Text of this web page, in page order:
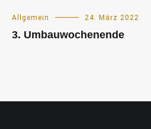
Allgemein 24. März 2022
3. Umbauwochenende